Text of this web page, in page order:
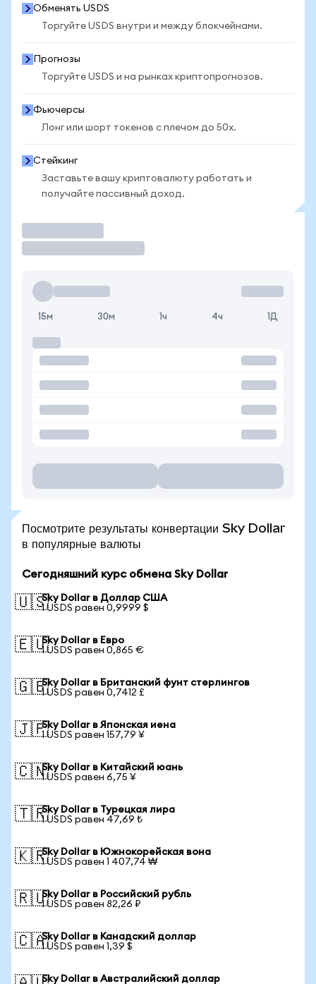
Обменять USDS
Торгуйте USDS внутри и между блокчейнами.
Прогнозы
Торгуйте USDS и на рынках криптопрогнозов.
Фьючерсы
Лонг или шорт токенов с плечом до 50x.
Стейкинг
Заставьте вашу криптовалюту работать и
получайте пассивный доход.
15м 30м 1ч 4ч 1Д
Посмотрите результаты конвертации Sky Dollar
в популярные валюты
Сегодняшний курс обмена Sky Dollar
🇺🇸Sky Dollar в Доллар США
1 USDS равен 0,9999 $
🇪🇺Sky Dollar в Евро
1 USDS равен 0,865 €
🇬🇧Sky Dollar в Британский фунт стерлингов
1 USDS равен 0,7412 £
🇯🇵Sky Dollar в Японская иена
1 USDS равен 157,79 ¥
🇨🇳Sky Dollar в Китайский юань
1 USDS равен 6,75 ¥
🇹🇷Sky Dollar в Турецкая лира
1 USDS равен 47,69 ₺
🇰🇷Sky Dollar в Южнокорейская вона
1 USDS равен 1 407,74 ₩
🇷🇺Sky Dollar в Российский рубль
1 USDS равен 82,26 ₽
🇨🇦Sky Dollar в Канадский доллар
1 USDS равен 1,39 $
Sky Dollar в Австралийский доллар